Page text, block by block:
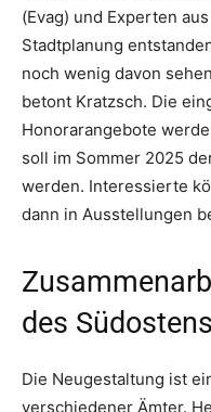
(Evag) und Experten
Stadtplanung
noch wenig davon
betont Kratzsch. Die
Honorarangebote
soll im Sommer 2025
werden. Interessierte
dann in Ausstellungen
des Südostens
Die Neugestaltung ist
verschiedener Ämter.